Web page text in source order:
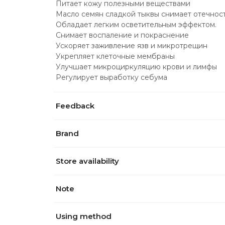
Питает кожу полезными веществами
Масло семян сладкой тыквы снимает
Обладает легким осветительным эффектом.
Снимает воспаление и покраснение
Ускоряет заживление язв и микротрещин
Укрепляет клеточные мембраны
Улучшает микроциркуляцию крови и лимфы
Регулирует выработку себума
Feedback
Brand
Store availability
Note
Using method